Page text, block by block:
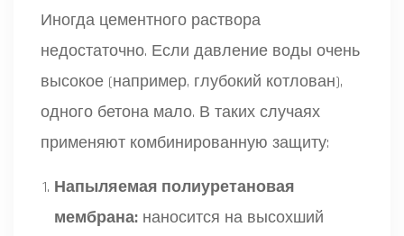
Иногда цементного раствора
недостаточно. Если давление воды очень
высокое (например, глубокий котлован),
одного бетона мало. В таких случаях
применяют комбинированную защиту:
Напыляемая полиуретановая
мембрана: наносится на высохший